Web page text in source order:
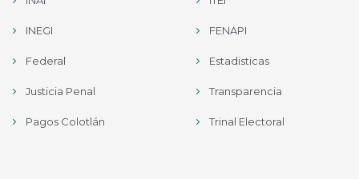
INEGI FENAPI
Federal Estadisticas
Justicia Penal Transparencia
Pagos Colotlán Trinal Electoral